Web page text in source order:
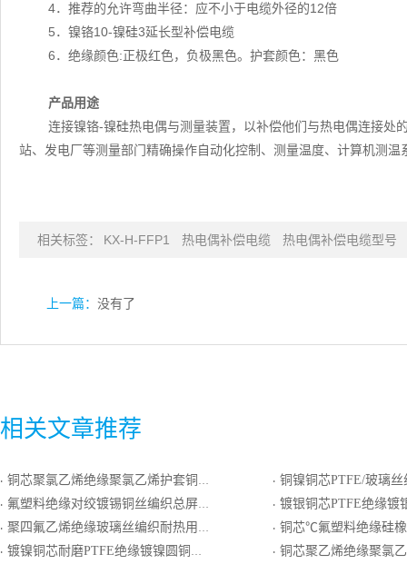
4．推荐的允许弯曲半径：应不小于电缆外径的12倍
5．镍铬10-镍硅3延长型补偿电缆
6．绝缘颜色:正极红色，负极黑色。护套颜色：黑色
产品用途
连接镍铬-镍硅热电偶与测量装置，以补偿他们与热电偶连接处
站、发电厂等测量部门精确操作自动化控制、测量温度、计算机测温
相关标签： KX-H-FFP1 热电偶补偿电缆 热电偶补偿电缆型号
上一篇： 没有了
相关文章推荐
· 铜芯聚氯乙烯绝缘聚氯乙烯护套铜丝屏蔽软导体控制电缆
· 氟塑料绝缘对绞镀锡铜丝编织总屏蔽氟塑料护套耐热用普通级K分度热电偶用补偿电缆
· 聚四氟乙烯绝缘玻璃丝编织耐热用精密级N分度热电偶用补偿导线
· 镀镍铜芯耐磨PTFE绝缘镀镍圆铜线绕包屏蔽PFA护套电线电缆
· 铜镍铜芯PTFE/玻璃丝组合绝缘镀镍圆铜线编织屏
· 镀银铜芯PTFE绝缘镀银圆铜线绕包屏蔽PTFE
· 铜芯℃氟塑料绝缘硅橡胶护套
· 铜芯聚乙烯绝缘聚氯乙烯护套